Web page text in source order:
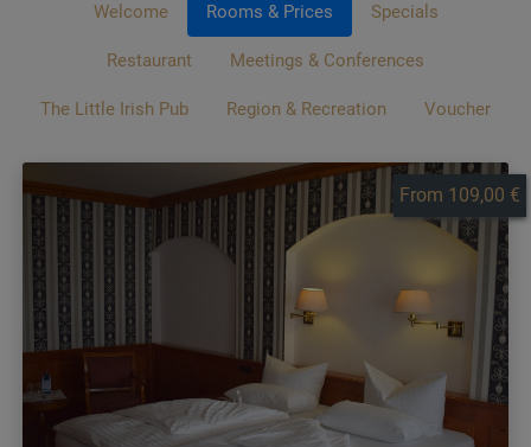
Welcome Rooms & Prices Specials
Restaurant Meetings & Conferences
The Little Irish Pub Region & Recreation Voucher
From 109,00 €